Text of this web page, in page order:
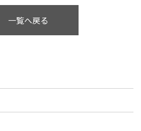
一覧へ戻る